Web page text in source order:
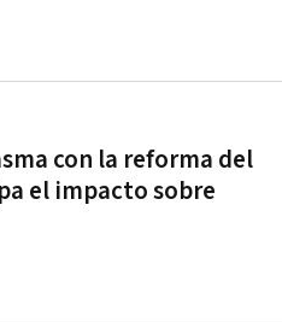
con la reforma del
el impacto sobre